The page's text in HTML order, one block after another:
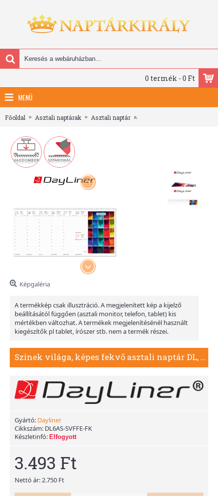
0 termék - 0 Ft
MENÜ
Főoldal Asztali naptárak Asztali naptár
Képgaléria
A termékkép csak illusztráció. A megjelenített kép a kijelző
beállításától függően (asztali monitor, telefon, tablet) kis
mértékben változhat. A termékek megjelenítésénél használt
kiegészítők pl tablet, írószer stb. nem a termék részei.
Színek világa, képes fekvő asztali naptár DL, Fekete
Gyártó: Dayliner
Cikkszám: DL6AS-SVFFE-FK
Készletinfó: Elfogyott
3.493 Ft
Nettó ár: 2.750 Ft